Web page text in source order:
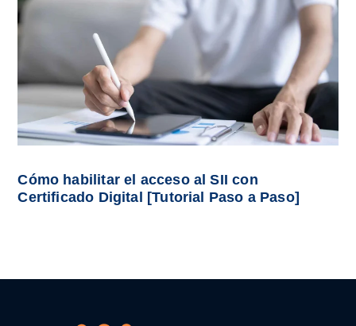
Cómo habilitar el acceso al SII con
Certificado Digital [Tutorial Paso a Paso]